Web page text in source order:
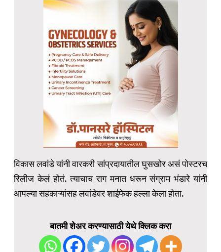
विकास लवांडे यांनी वारकरी सांप्रदायातील घुसखोर असं पोस्टरच
रिलीज केलं होतं. त्याचाच राग मनात धरून संग्राम भंडारे यांनी
आपल्या सहकाऱ्यांसह लवांडेवर शाईफेक हल्ला केला होता.
बातमी शेअर करण्यासाठी येथे क्लिक करा